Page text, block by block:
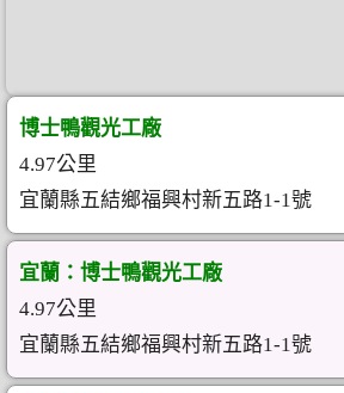
博士鴨觀光工廠
4.97公里
宜蘭縣五結鄉福興村新五路1-1號
宜蘭：博士鴨觀光工廠
4.97公里
宜蘭縣五結鄉福興村新五路1-1號